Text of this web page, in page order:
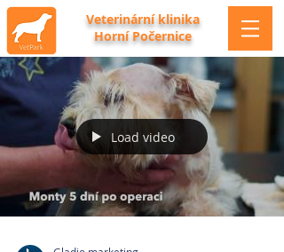
Veterinární klinika
Horní Počernice
Load video